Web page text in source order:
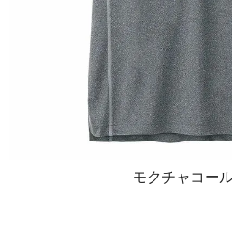
モクチャコー